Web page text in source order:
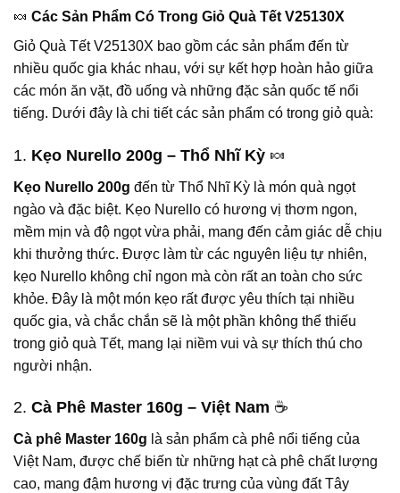
🍬 Các Sản Phẩm Có Trong Giỏ Quà Tết V25130X
Giỏ Quà Tết V25130X bao gồm các sản phẩm đến từ
nhiều quốc gia khác nhau, với sự kết hợp hoàn hảo giữa
các món ăn vặt, đồ uống và những đặc sản quốc tế nổi
tiếng. Dưới đây là chi tiết các sản phẩm có trong giỏ quà:
1. Kẹo Nurello 200g – Thổ Nhĩ Kỳ 🍬
Kẹo Nurello 200g đến từ Thổ Nhĩ Kỳ là món quà ngọt
ngào và đặc biệt. Kẹo Nurello có hương vị thơm ngon,
mềm mịn và độ ngọt vừa phải, mang đến cảm giác dễ chịu
khi thưởng thức. Được làm từ các nguyên liệu tự nhiên,
kẹo Nurello không chỉ ngon mà còn rất an toàn cho sức
khỏe. Đây là một món kẹo rất được yêu thích tại nhiều
quốc gia, và chắc chắn sẽ là một phần không thể thiếu
trong giỏ quà Tết, mang lại niềm vui và sự thích thú cho
người nhận.
2. Cà Phê Master 160g – Việt Nam ☕
Cà phê Master 160g là sản phẩm cà phê nổi tiếng của
Việt Nam, được chế biến từ những hạt cà phê chất lượng
cao, mang đậm hương vị đặc trưng của vùng đất Tây